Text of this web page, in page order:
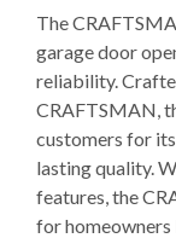
The
garage door
reliability.
CRAFTSMAN,
customers for
lasting quality.
features, the
for